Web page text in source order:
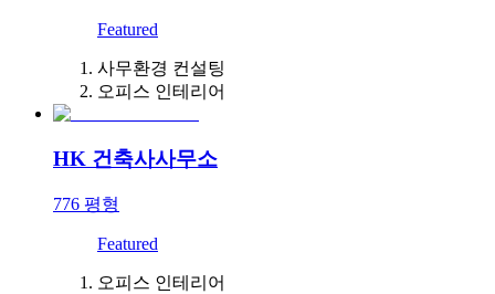
Featured
사무환경 컨설팅
오피스 인테리어
HK 건축사사무소
776 평형
Featured
오피스 인테리어